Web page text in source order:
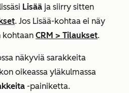
Lisää ja siirry sitten
. Jos Lisää-kohtaa ei näy
kohtaan CRM > Tilaukset.
näkyviä sarakkeita
oikeassa yläkulmassa
-painiketta.